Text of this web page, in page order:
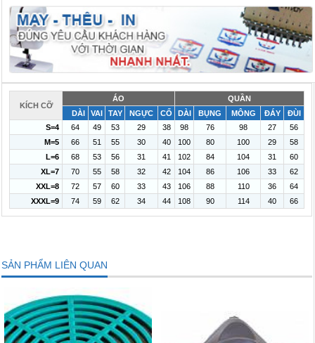
KÍCH CỠ
ÁO
QUẦN
DÀI
VAI TAY NGỰC CỔ DÀI BỤNG MÔNG ĐÁY
ĐÙI
S=4
64 49 53 29 38 98 76 98 27
56
M=5
66 51 55 30 40 100 80 100 29
58
L=6
68 53 56 31 41 102 84 104 31
60
XL=7
70 55 58 32 42 104 86 106 33
62
XXL=8
72 57 60 33 43 106 88 110 36
64
XXXL=9
74 59 62 34 44 108 90 114 40 66
SẢN PHẨM LIÊN QUAN